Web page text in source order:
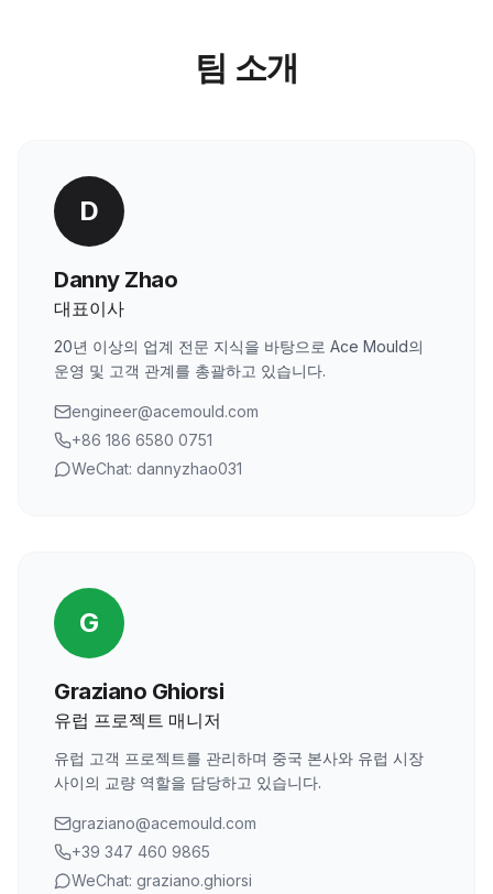
팀 소개
D
Danny Zhao
대표이사
20년 이상의 업계 전문 지식을 바탕으로 Ace Mould의
운영 및 고객 관계를 총괄하고 있습니다.
engineer@acemould.com
+86 186 6580 0751
WeChat: dannyzhao031
G
Graziano Ghiorsi
유럽 프로젝트 매니저
유럽 고객 프로젝트를 관리하며 중국 본사와 유럽 시장
사이의 교량 역할을 담당하고 있습니다.
graziano@acemould.com
+39 347 460 9865
WeChat: graziano.ghiorsi